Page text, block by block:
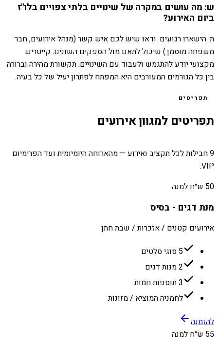
ש: מה עושים במקרה של שינויים בלתי צפויים בלו"ז
ביום האירוע?
ת: הישארו רגועים. ודאו שיש לכם איש קשר (מנהל אירועים, חבר
משפחה מוסמך) שיכול לתאם מול הספקים השונים. קייטרינג
מקצועי יודע להתגמש ולעבוד עם השינויים. תקשורת מהירה וברורה
בין כל הגורמים המעורבים היא המפתח לפתרון יעיל של כל בעיה.
תפריטים
תפריטים למגוון אירועים
9 חבילות לכל תקציב ואירוע — מהארוחה היומיומית ועד הפרימיום
VIP.
50 ש״ח למנה
מנת דגים - בסיס
אירועים קטנים / אזכרות / שבת חתן
5 סוגי סלטים
2 מנות דגים
3 תוספות חמות
לחמניה המוציא / מזונות
להזמנה
55 ש״ח למנה